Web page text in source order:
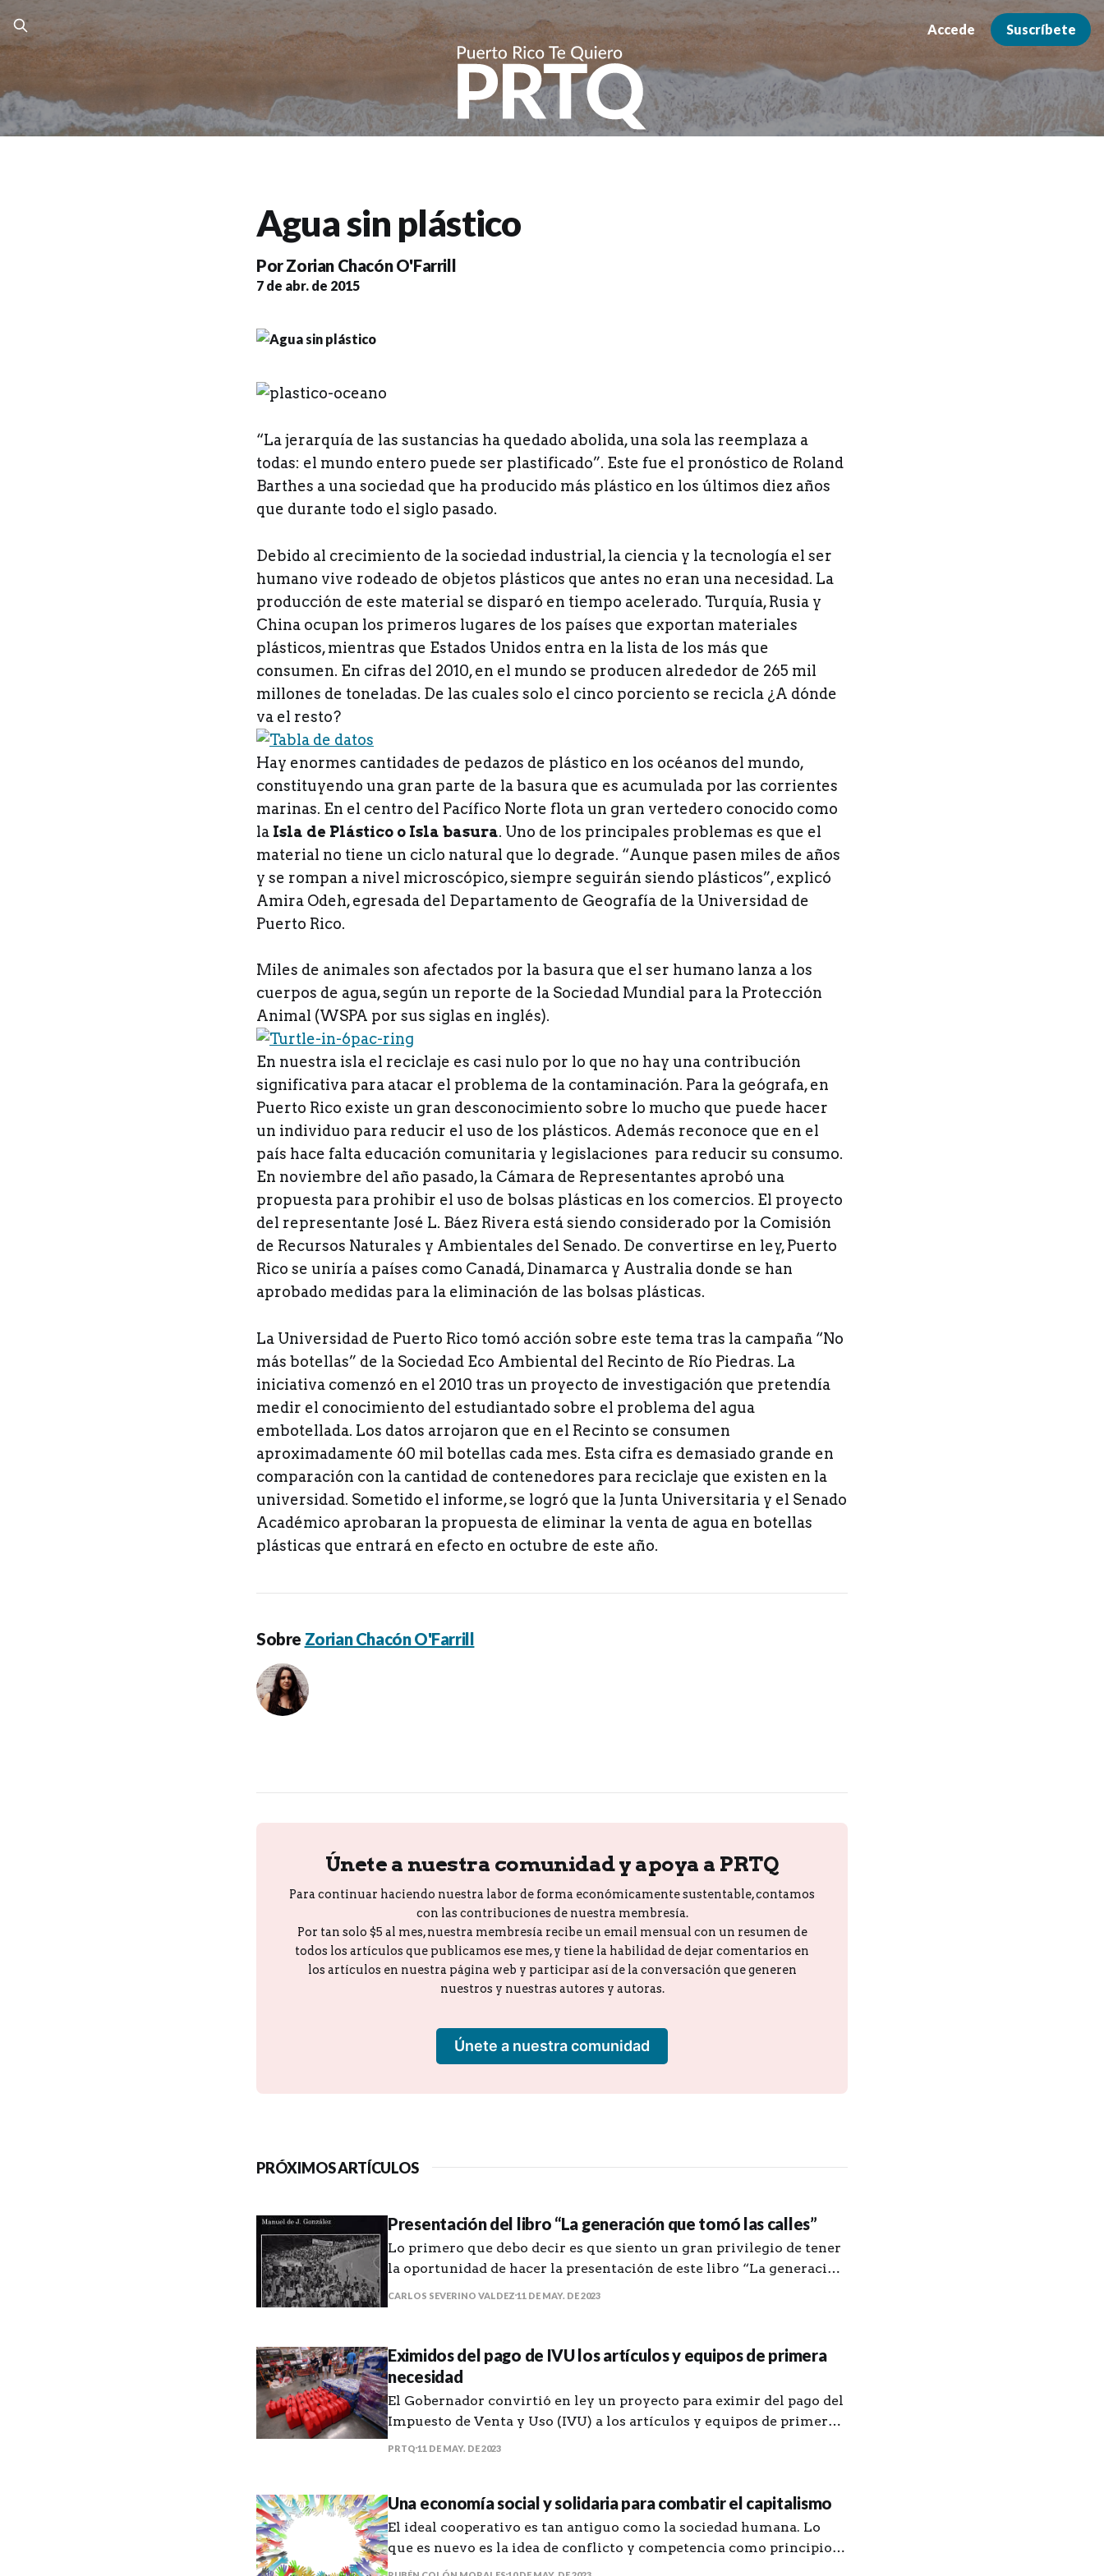
Accede Suscríbete
Agua sin plástico
PorZorian Chacón O'Farrill
7 de abr. de 2015
“La jerarquía de las sustancias ha quedado abolida, una sola las reemplaza a
todas: el mundo entero puede ser plastificado”. Este fue el pronóstico de Roland
Barthes a una sociedad que ha producido más plástico en los últimos diez años
que durante todo el siglo pasado.
Debido al crecimiento de la sociedad industrial, la ciencia y la tecnología el ser
humano vive rodeado de objetos plásticos que antes no eran una necesidad. La
producción de este material se disparó en tiempo acelerado. Turquía, Rusia y
China ocupan los primeros lugares de los países que exportan materiales
plásticos, mientras que Estados Unidos entra en la lista de los más que
consumen. En cifras del 2010, en el mundo se producen alrededor de 265 mil
millones de toneladas. De las cuales solo el cinco porciento se recicla ¿A dónde
va el resto?
Hay enormes cantidades de pedazos de plástico en los océanos del mundo,
constituyendo una gran parte de la basura que es acumulada por las corrientes
marinas. En el centro del Pacífico Norte flota un gran vertedero conocido como
la Isla de Plástico o Isla basura. Uno de los principales problemas es que el
material no tiene un ciclo natural que lo degrade. “Aunque pasen miles de años
y se rompan a nivel microscópico, siempre seguirán siendo plásticos”, explicó
Amira Odeh, egresada del Departamento de Geografía de la Universidad de
Puerto Rico.
Miles de animales son afectados por la basura que el ser humano lanza a los
cuerpos de agua, según un reporte de la Sociedad Mundial para la Protección
Animal (WSPA por sus siglas en inglés).
En nuestra isla el reciclaje es casi nulo por lo que no hay una contribución
significativa para atacar el problema de la contaminación. Para la geógrafa, en
Puerto Rico existe un gran desconocimiento sobre lo mucho que puede hacer
un individuo para reducir el uso de los plásticos. Además reconoce que en el
país hace falta educación comunitaria y legislaciones para reducir su consumo.
En noviembre del año pasado, la Cámara de Representantes aprobó una
propuesta para prohibir el uso de bolsas plásticas en los comercios. El proyecto
del representante José L. Báez Rivera está siendo considerado por la Comisión
de Recursos Naturales y Ambientales del Senado. De convertirse en ley, Puerto
Rico se uniría a países como Canadá, Dinamarca y Australia donde se han
aprobado medidas para la eliminación de las bolsas plásticas.
La Universidad de Puerto Rico tomó acción sobre este tema tras la campaña “No
más botellas” de la Sociedad Eco Ambiental del Recinto de Río Piedras. La
iniciativa comenzó en el 2010 tras un proyecto de investigación que pretendía
medir el conocimiento del estudiantado sobre el problema del agua
embotellada. Los datos arrojaron que en el Recinto se consumen
aproximadamente 60 mil botellas cada mes. Esta cifra es demasiado grande en
comparación con la cantidad de contenedores para reciclaje que existen en la
universidad. Sometido el informe, se logró que la Junta Universitaria y el Senado
Académico aprobaran la propuesta de eliminar la venta de agua en botellas
plásticas que entrará en efecto en octubre de este año.
Sobre Zorian Chacón O'Farrill
Únete a nuestra comunidad y apoya a PRTQ
Para continuar haciendo nuestra labor de forma económicamente sustentable, contamos
con las contribuciones de nuestra membresía.
Por tan solo $5 al mes, nuestra membresía recibe un email mensual con un resumen de
todos los artículos que publicamos ese mes, y tiene la habilidad de dejar comentarios en
los artículos en nuestra página web y participar así de la conversación que generen
nuestros y nuestras autores y autoras.
Únete a nuestra comunidad
PRÓXIMOS ARTÍCULOS
Presentación del libro “La generación que tomó las calles”
Lo primero que debo decir es que siento un gran privilegio de tener
la oportunidad de hacer la presentación de este libro “La generación
CARLOS SEVERINO VALDEZ 11 DE MAY. DE 2023
Eximidos del pago de IVU los artículos y equipos de primera
necesidad
El Gobernador convirtió en ley un proyecto para eximir del pago del
Impuesto de Venta y Uso (IVU) a los artículos y equipos de primera
PRTQ 11 DE MAY. DE 2023
Una economía social y solidaria para combatir el capitalismo
El ideal cooperativo es tan antiguo como la sociedad humana. Lo
que es nuevo es la idea de conflicto y competencia como principio
del progreso económico. — Pioneros de Rochdale La promesa de